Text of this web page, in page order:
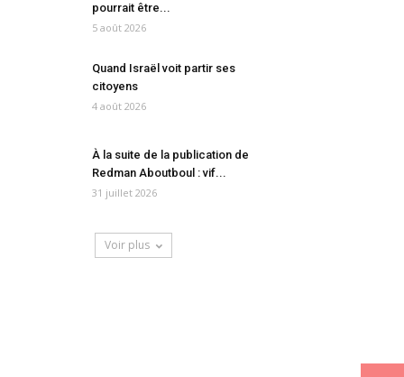
pourrait être...
5 août 2026
Quand Israël voit partir ses
citoyens
4 août 2026
À la suite de la publication de
Redman Aboutboul : vif...
31 juillet 2026
Voir plus